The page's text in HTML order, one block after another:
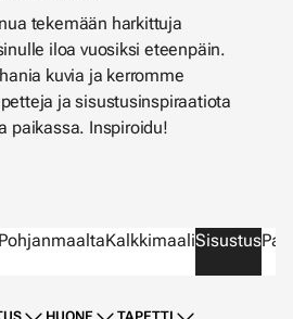
tekemään harkittuja
iloa vuosiksi eteenpäin.
kuvia ja kerromme
ja sisustusinspiraatiota
paikassa. Inspiroidu!
KalkkimaaliSisustus